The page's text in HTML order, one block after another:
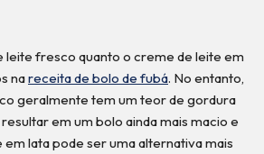
leite fresco quanto o creme de leite em
nareceita de bolo de fubá. No entanto,
geralmente tem um teor de gordura
em um bolo ainda mais macio e
lata pode ser uma alternativa mais